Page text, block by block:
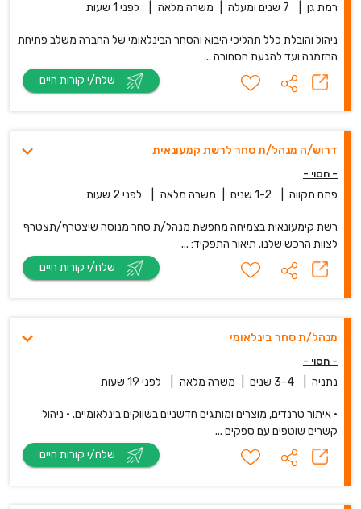
רמת גן 7 שנים ומעלה משרה מלאה לפני 1 שעות
ניהול והובלת כלל תהליכי היבוא והסחר הבינלאומי של החברה משלב פתיחת
ההזמנה ועד להגעת הסחורה ...
דרוש/ה מנהל/ת סחר לרשת קמעונאית
- חסוי -
פתח תקווה 1-2 שנים משרה מלאה לפני 2 שעות
רשת קימעונאית בצמיחה מחפשת מנהל/ת סחר מנוסה שיצטרף/תצטרף
לצוות הרכש שלנו. תיאור התפקיד: ...
מנהל/ת סחר בינלאומי
- חסוי -
נתניה 3-4 שנים משרה מלאה לפני 19 שעות
• איתור טרנדים, מוצרים ומותגים חדשניים בשווקים בינלאומיים. • ניהול
קשרים שוטפים עם ספקים ...